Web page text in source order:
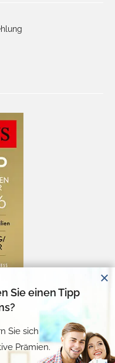
Cookie-Verwaltung
Sie einen Tipp
Sie sich
Prämien.